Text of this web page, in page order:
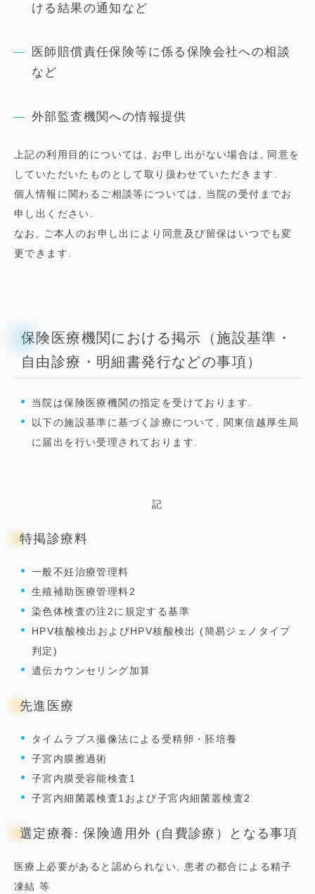
ける結果の通知など
医師賠償責任保険等に係る保険会社への相談
など
外部監査機関への情報提供
上記の利用目的については, お申し出がない場合は, 同意を
していただいたものとして取り扱わせていただきます.
個人情報に関わるご相談等については, 当院の受付までお
申し出ください.
なお, ご本人のお申し出により同意及び留保はいつでも変
更できます.
保険医療機関における掲示（施設基準・
自由診療・明細書発行などの事項）
当院は保険医療機関の指定を受けております.
以下の施設基準に基づく診療について, 関東信越厚生局
に届出を行い受理されております.
記
特掲診療料
一般不妊治療管理料
生殖補助医療管理料2
染色体検査の注2に規定する基準
HPV核酸検出およびHPV核酸検出 (簡易ジェノタイプ
判定)
遺伝カウンセリング加算
先進医療
タイムラプス撮像法による受精卵・胚培養
子宮内膜擦過術
子宮内膜受容能検査1
子宮内細菌叢検査1および子宮内細菌叢検査2
選定療養: 保険適用外 (自費診療）となる事項
医療上必要があると認められない, 患者の都合による精子
凍結 等